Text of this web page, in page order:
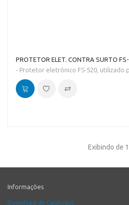
PROTETOR ELET. CONTRA SURTO
- Protetor eletrônico FS-520, utilizado
Exibindo de
Informações
Download de Catálogos